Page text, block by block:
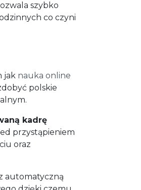
szybko
co czyni
jak nauka online
polskie
kadrę
przystąpieniem
oraz
automatyczną